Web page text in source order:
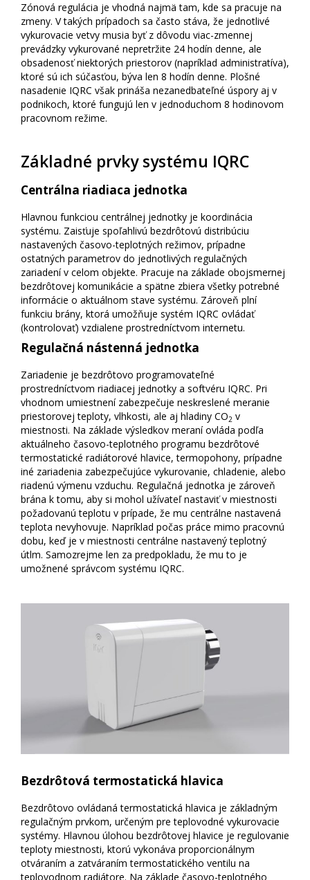
Zónová regulácia je vhodná najmä tam, kde sa pracuje na
zmeny. V takých prípadoch sa často stáva, že jednotlivé
vykurovacie vetvy musia byť z dôvodu viac-zmennej
prevádzky vykurované nepretržite 24 hodín denne, ale
obsadenosť niektorých priestorov (napríklad administratíva),
ktoré sú ich súčasťou, býva len 8 hodín denne. Plošné
nasadenie IQRC však prináša nezanedbateľné úspory aj v
podnikoch, ktoré fungujú len v jednoduchom 8 hodinovom
pracovnom režime.
Základné prvky systému IQRC
Centrálna riadiaca jednotka
Hlavnou funkciou centrálnej jednotky je koordinácia
systému. Zaisťuje spoľahlivú bezdrôtovú distribúciu
nastavených časovo-teplotných režimov, prípadne
ostatných parametrov do jednotlivých regulačných
zariadení v celom objekte. Pracuje na základe obojsmernej
bezdrôtovej komunikácie a spätne zbiera všetky potrebné
informácie o aktuálnom stave systému. Zároveň plní
funkciu brány, ktorá umožňuje systém IQRC ovládať
(kontrolovať) vzdialene prostredníctvom internetu.
Regulačná nástenná jednotka
Zariadenie je bezdrôtovo programovateľné
prostredníctvom riadiacej jednotky a softvéru IQRC. Pri
vhodnom umiestnení zabezpečuje neskreslené meranie
priestorovej teploty, vlhkosti, ale aj hladiny CO2 v
miestnosti. Na základe výsledkov meraní ovláda podľa
aktuálneho časovo-teplotného programu bezdrôtové
termostatické radiátorové hlavice, termopohony, prípadne
iné zariadenia zabezpečujúce vykurovanie, chladenie, alebo
riadenú výmenu vzduchu. Regulačná jednotka je zároveň
brána k tomu, aby si mohol užívateľ nastaviť v miestnosti
požadovanú teplotu v prípade, že mu centrálne nastavená
teplota nevyhovuje. Napríklad počas práce mimo pracovnú
dobu, keď je v miestnosti centrálne nastavený teplotný
útlm. Samozrejme len za predpokladu, že mu to je
umožnené správcom systému IQRC.
Bezdrôtová termostatická hlavica
Bezdrôtovo ovládaná termostatická hlavica je základným
regulačným prvkom, určeným pre teplovodné vykurovacie
systémy. Hlavnou úlohou bezdrôtovej hlavice je regulovanie
teploty miestnosti, ktorú vykonáva proporcionálnym
otváraním a zatváraním termostatického ventilu na
teplovodnom radiátore. Na základe časovo-teplotného